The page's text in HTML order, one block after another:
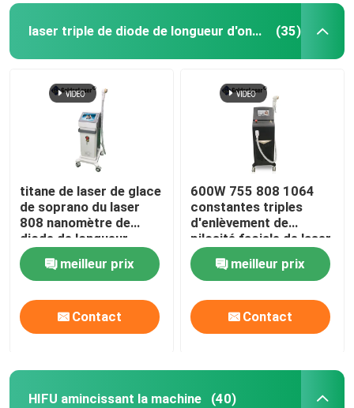
laser triple de diode de longueur d'onde (35)
titane de laser de glace
de soprano du laser
808 nanomètre de
diode de longueur
d'onde de triple de
755nm 1600W
meilleur prix
Contact
600W 755 808 1064
constantes triples
d'enlèvement de
pilosité faciale de laser
Epilation de longueur
d'onde de diode
meilleur prix
Contact
HIFU amincissant la machine (40)